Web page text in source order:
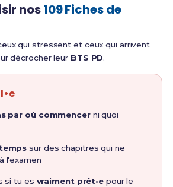
nos109 Fiches de
qui stressent et ceux qui arrivent
décrocher leur BTS PD.
par où commencerni quoi
sur des chapitres qui ne
l'examen
si tu es vraiment prêt•e pour le